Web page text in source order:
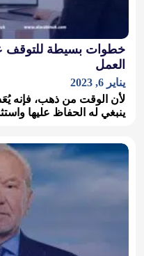
خطوات بسيطة للتوقف
العمل
يناير 6, 2023
لأن الوقت من ذهب، فإنه
ينبغي له الحفاظ عليها